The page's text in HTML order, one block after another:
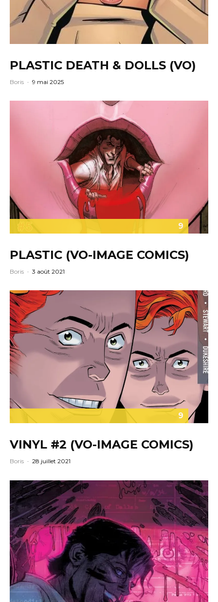
PLASTIC DEATH & DOLLS (VO)
Boris · 9 mai 2025
9
PLASTIC (VO-IMAGE COMICS)
Boris · 3 août 2021
9
VINYL #2 (VO-IMAGE COMICS)
Boris · 28 juillet 2021